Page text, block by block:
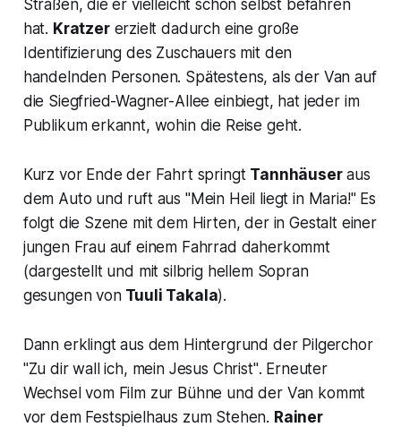
Straßen, die er vielleicht schon selbst befahren
hat. Kratzererzielt dadurch eine große
Identifizierung des Zuschauers mit den
handelnden Personen. Spätestens, als der Van auf
die Siegfried-Wagner-Allee einbiegt, hat jeder im
Publikum erkannt, wohin die Reise geht.
Kurz vor Ende der Fahrt springt Tannhäuser aus
dem Auto und ruft aus "Mein Heil liegt in Maria!" Es
folgt die Szene mit dem Hirten, der in Gestalt einer
jungen Frau auf einem Fahrrad daherkommt
(dargestellt und mit silbrig hellem Sopran
gesungen vonTuuli Takala).
Dann erklingt aus dem Hintergrund der Pilgerchor
"Zu dir wall ich, mein Jesus Christ". Erneuter
Wechsel vom Film zur Bühne und der Van kommt
vor dem Festspielhaus zum Stehen. Rainer